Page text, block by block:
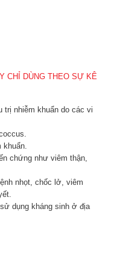
CHỈ DÙNG THEO SỰ KÊ
trị nhiễm khuẩn do các vi
khuẩn.
chứng như viêm thận,
nhọt, chốc lở, viêm
dụng kháng sinh ở địa